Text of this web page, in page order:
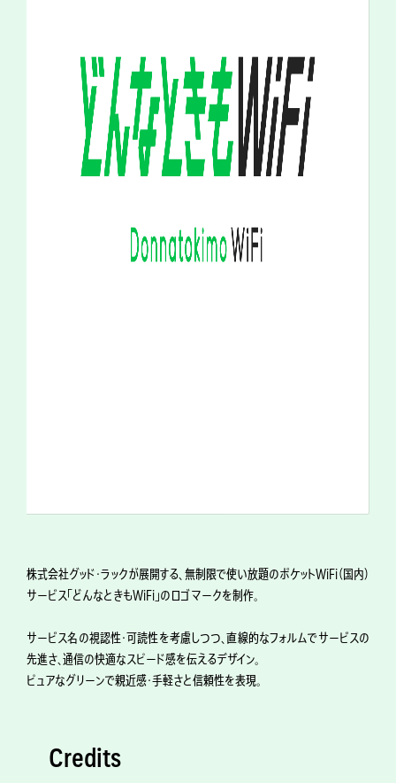
株式会社グッド・ラックが展開する、無制限で使い放題のポケットWiFi（国内）
サービス「どんなときもWiFi」のロゴマークを制作。
サービス名の視認性・可読性を考慮しつつ、直線的なフォルムでサービスの
先進さ、通信の快適なスピード感を伝えるデザイン。
ピュアなグリーンで親近感・手軽さと信頼性を表現。
Credits